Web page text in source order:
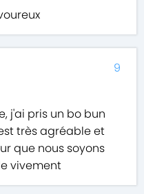
j'ai pris un bo bun
très agréable et
que nous soyons
vivement
9